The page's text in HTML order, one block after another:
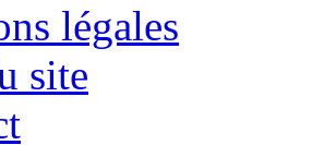
légales
site